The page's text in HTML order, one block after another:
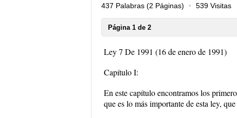
437 Palabras (2 Páginas) 539 Visitas
Página 1 de 2
Ley 7 De 1991 (16 de enero de 1991)
Capítulo I:
En este capítulo encontramos los
que es lo más importante de esta ley,